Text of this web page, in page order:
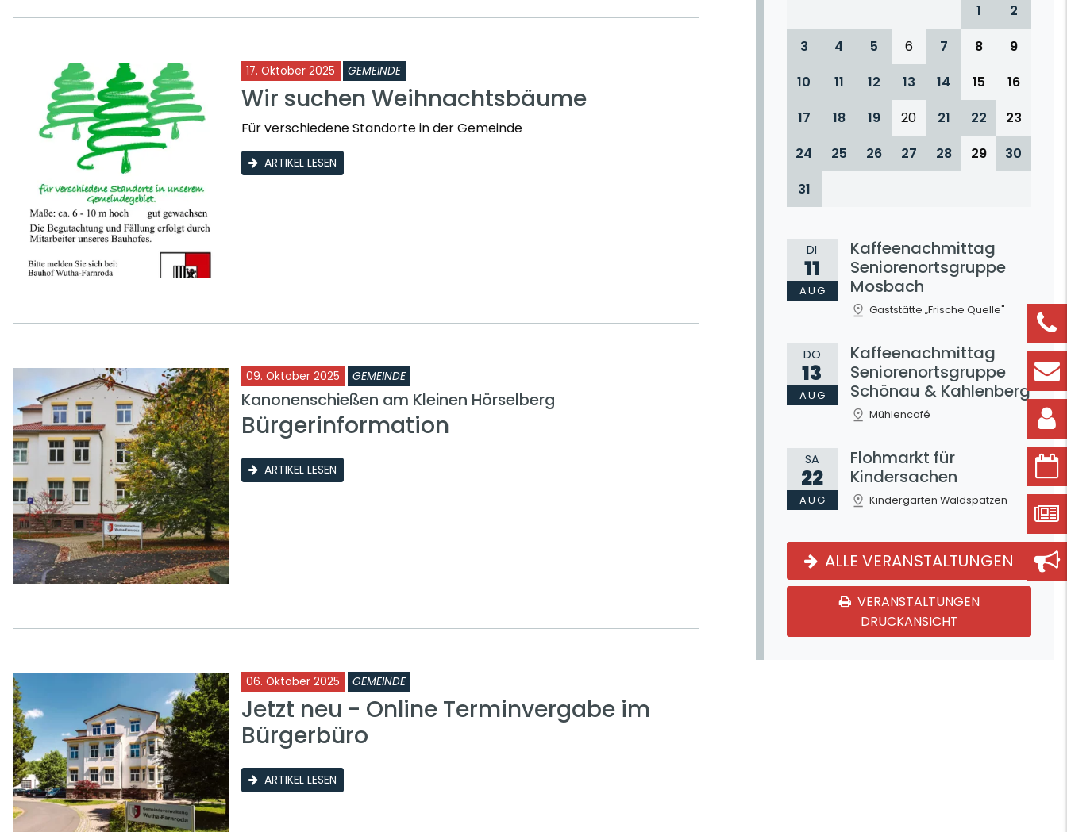
17. Oktober 2025 GEMEINDE
Wir suchen Weihnachtsbäume
Für verschiedene Standorte in der Gemeinde
ARTIKEL LESEN
09. Oktober 2025 GEMEINDE
Kanonenschießen am Kleinen Hörselberg
Bürgerinformation
ARTIKEL LESEN
06. Oktober 2025 GEMEINDE
Jetzt neu - Online Terminvergabe im
Bürgerbüro
ARTIKEL LESEN
1
2
3
4 5 6 7 8
9
10
11 12 13 14 15
16
17
18 19 20 21 22
23
24
25 26 27 28 29
30
31
DI
11
AUG
Kaffeenachmittag
Seniorenortsgruppe
Mosbach
Gaststätte „Frische Quelle"
DO
13
AUG
Kaffeenachmittag
Seniorenortsgruppe
Schönau & Kahlenberg
Mühlencafé
SA
22
AUG
Flohmarkt für
Kindersachen
Kindergarten Waldspatzen
ALLE VERANSTALTUNGEN
VERANSTALTUNGEN
DRUCKANSICHT